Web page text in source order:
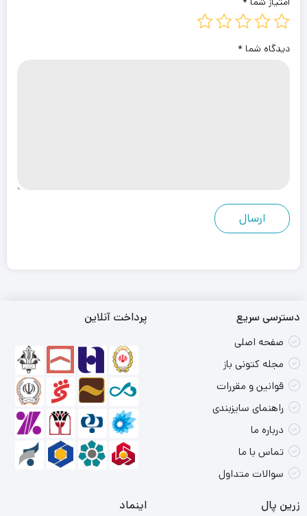
دیدگاه شما *
دسترسی سریع
صفحه اصلی
مجله کتونی باز
قوانین و مقررات
راهنمای سایزبندی
درباره ما
تماس با ما
سوالات متداول
پرداخت آنلاین
زرین پال اینماد